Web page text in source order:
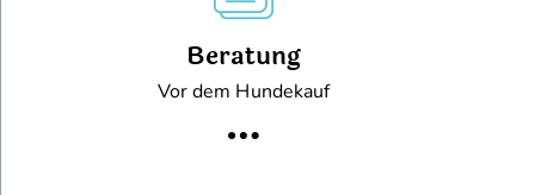
Beratung
Vor dem Hundekauf